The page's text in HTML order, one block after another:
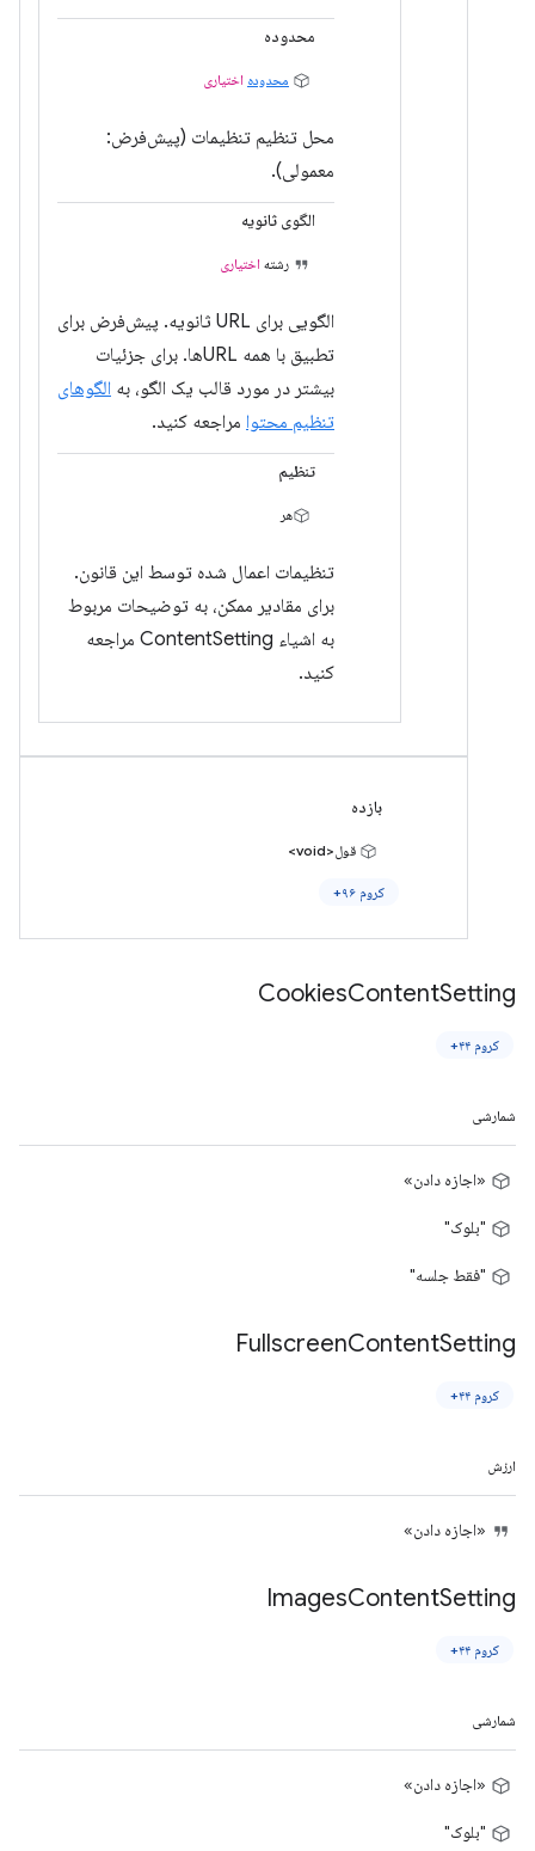
محدوده
محدوده اختیاری
محل تنظیم تنظیمات (پیش‌فرض:
معمولی).
الگوی ثانویه
رشته اختیاری
الگویی برای URL ثانویه. پیش‌فرض برای
تطبیق با همه URLها. برای جزئیات
بیشتر در مورد قالب یک الگو، به الگوهای
تنظیم محتوا مراجعه کنید.
تنظیم
هر
تنظیمات اعمال شده توسط این قانون.
برای مقادیر ممکن، به توضیحات مربوط
به اشیاء ContentSetting مراجعه
کنید.
بازده
قول<void>
کروم ۹۶+
CookiesContentSetting
کروم ۴۴+
شمارشی
«اجازه دادن»
"بلوک"
"فقط جلسه"
FullscreenContentSetting
کروم ۴۴+
ارزش
«اجازه دادن»
ImagesContentSetting
کروم ۴۴+
شمارشی
«اجازه دادن»
"بلوک"